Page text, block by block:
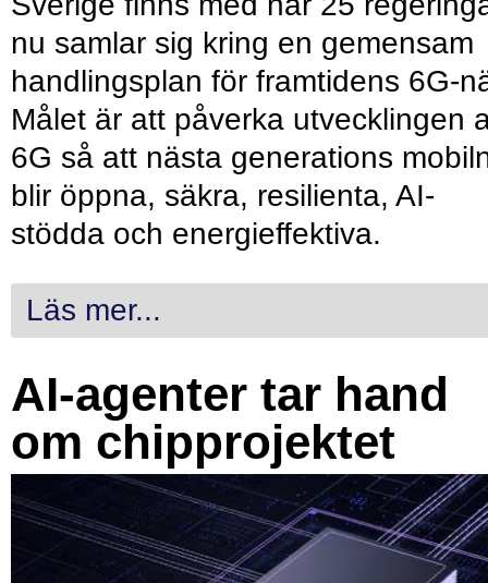
nu samlar sig kring en gemensam
handlingsplan för framtidens 6G-
Målet är att påverka utvecklingen
6G så att nästa generations
blir öppna, säkra, resilienta, AI-
stödda och energieffektiva.
Läs mer...
AI-agenter tar hand
om chipprojektet